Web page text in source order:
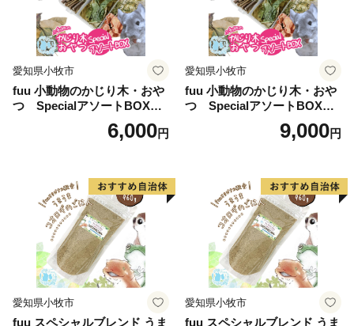
愛知県小牧市
fuu 小動物のかじり木・おや
つ SpecialアソートBOX（1
6,000円
愛知県小牧市
fuu 小動物のかじり木・おや
つ SpecialアソートBOX（2
9,000円
愛知県小牧市
fuu スペシャルブレンド うま
愛知県小牧市
fuu スペシャルブレンド うま